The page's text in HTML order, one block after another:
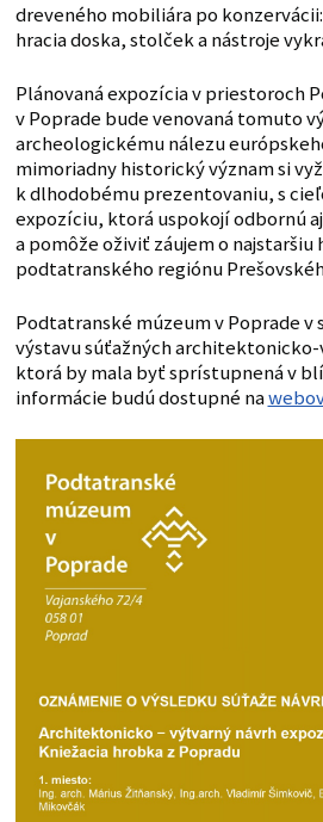
dreveného mobiliára po
hracia doska, stolček a nástroje
Plánovaná expozícia v priestoroch
v Poprade bude venovaná tomuto
archeologickému nálezu
mimoriadny historický význam si
k dlhodobému prezentovaniu, s
expozíciu, ktorá uspokojí odbornú
a pomôže oživiť záujem o najstaršiu
podtatranského regiónu
Podtatranské múzeum v Poprade v
výstavu súťažných
ktorá by mala byť sprístupnená v
informácie budú dostupné na